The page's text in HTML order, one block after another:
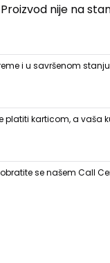
Proizvod nije na
i u savršenom
platiti karticom, a vaša
se našem Call